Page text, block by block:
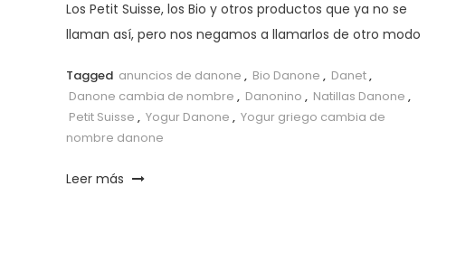
Los Petit Suisse, los Bio y otros productos que ya no se
llaman así, pero nos negamos a llamarlos de otro modo
Tagged anuncios de danone , Bio Danone , Danet,
Danone cambia de nombre , Danonino , Natillas Danone ,
Petit Suisse , Yogur Danone , Yogur griego cambia de
nombre danone
Leer más